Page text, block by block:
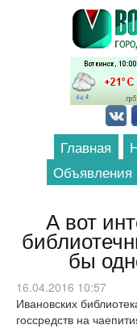
Перейти к
Главная
Объявления
А вот
бы
16.04.2016 10:57
Ивановских
госсредств на